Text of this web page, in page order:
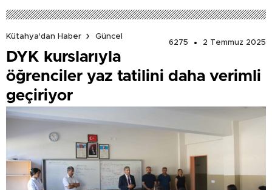
Kütahya'dan Haber
Güncel
6275
2 Temmuz 2025
DYK kurslarıyla
öğrenciler yaz tatilini daha verimli
geçiriyor